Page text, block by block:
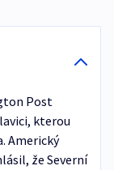
Post
kterou
Americký
že Severní